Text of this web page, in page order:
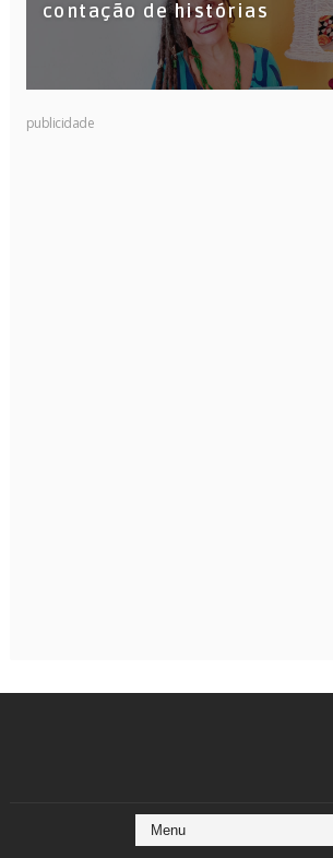
contação de histórias
publicidade